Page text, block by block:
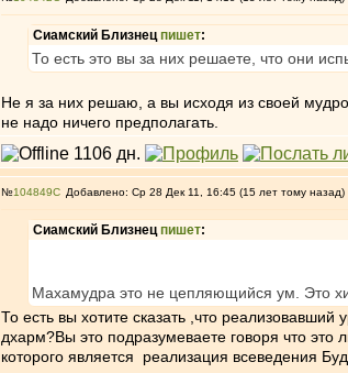
Сиамский Близнецпишет:
То есть это вы за них решаете, что они
Не я за них решаю, а вы исходя из своей
не надо ничего предполагать.
№104849 Добавлено: Ср 28 Дек 11, 16:45 (15 лет тому назад)
Сиамский Близнецпишет:
Махамудра это не цепляющийся ум. Это
То есть вы хотите сказать ,что
дхарм?Вы это подразумеваете говоря что
которого является реализация всеведения